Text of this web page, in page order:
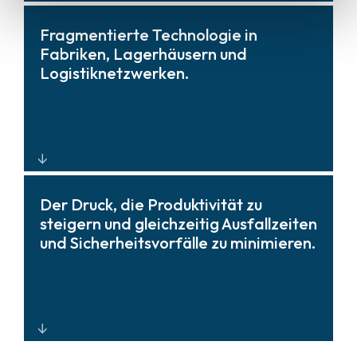
Robuste Systeme in Industriequalität,
die so konstruiert sind, dass sie
Vibrationen, Staub und Chemikalien
standhalten und so die
Fragmentierte Technologie in
Fabriken, Lagerhäusern und
Logistiknetzwerken.
Zentralisierte Transparenz und
Kontrolle durch offene
Architekturplattformen, die
Der Druck, die Produktivität zu
steigern und gleichzeitig Ausfallzeiten
und Sicherheitsvorfälle zu minimieren.